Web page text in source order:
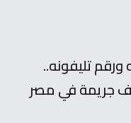
تليفونه..
جريمة في مصر